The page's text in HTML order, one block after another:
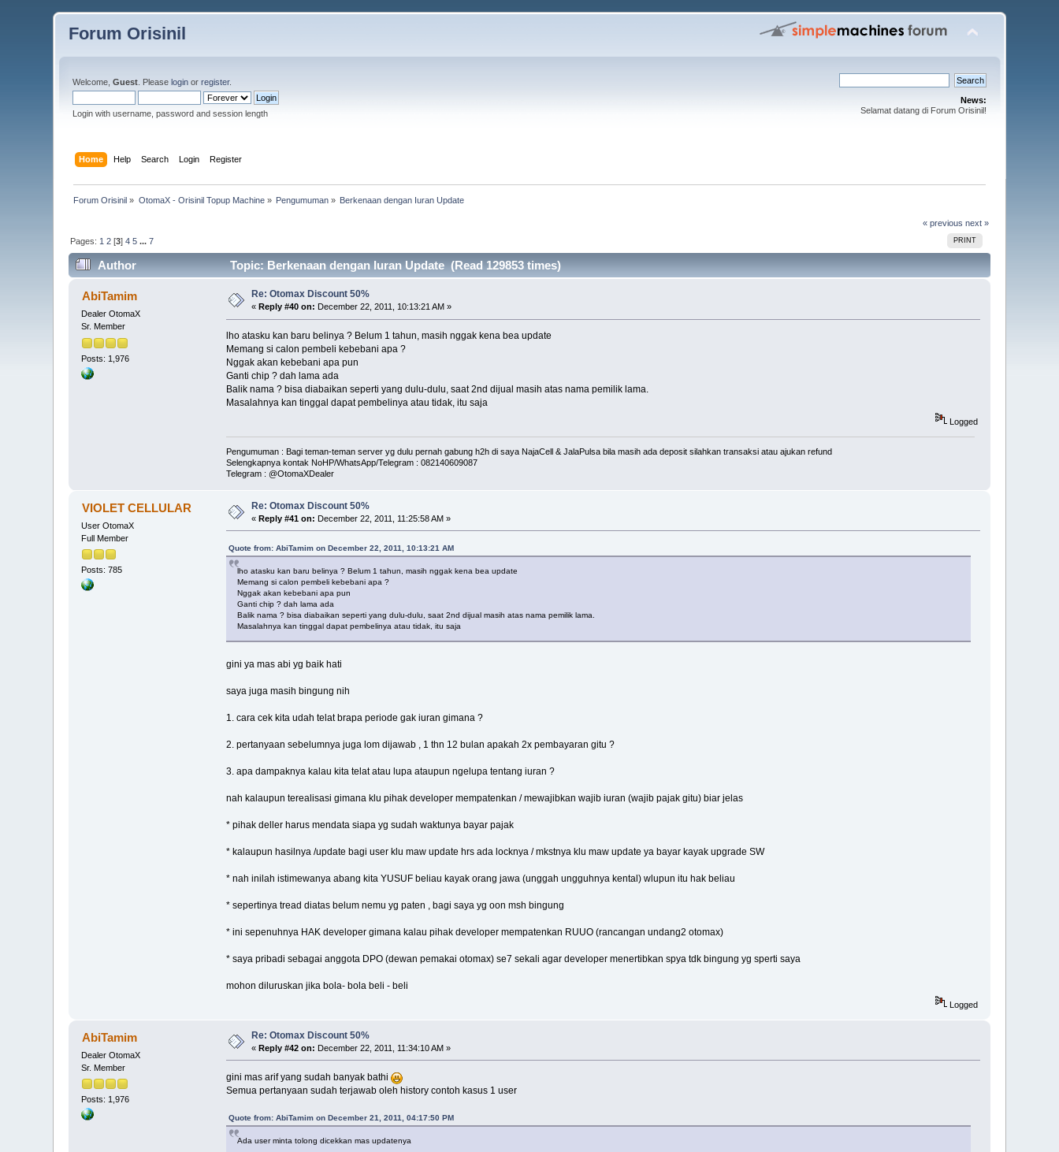
Forum Orisinil
Welcome,Guest . Pleaselogin orregister.
Login with username, password and session length
News:
Selamat datang di Forum Orisinil!
Home Help Search Login Register
Forum Orisinil » OtomaX - Orisinil Topup Machine» Pengumuman » Berkenaan dengan Iuran Update
« previous next »
PRINT
Pages: 1 2 [3]4 5 ...7
Author Topic: Berkenaan dengan Iuran Update (Read 129853 times)
AbiTamim
Dealer OtomaX
Sr. Member
Posts: 1,976
Re: Otomax Discount 50%
« Reply #40 on: December 22, 2011, 10:13:21 AM »
lho atasku kan baru belinya ? Belum 1 tahun, masih nggak kena bea update
Memang si calon pembeli kebebani apa ?
Nggak akan kebebani apa pun
Ganti chip ? dah lama ada
Balik nama ? bisa diabaikan seperti yang dulu-dulu, saat 2nd dijual masih atas nama pemilik lama.
Masalahnya kan tinggal dapat pembelinya atau tidak, itu saja
Logged
Pengumuman : Bagi teman-teman server yg dulu pernah gabung h2h di saya NajaCell & JalaPulsa bila masih ada deposit silahkan transaksi atau ajukan refund
Selengkapnya kontak NoHP/WhatsApp/Telegram : 082140609087
Telegram : @OtomaXDealer
VIOLET CELLULAR
User OtomaX
Full Member
Posts: 785
Re: Otomax Discount 50%
«Reply #41 on: December 22, 2011, 11:25:58 AM »
Quote from: AbiTamim on December 22, 2011, 10:13:21 AM
lho atasku kan baru belinya ? Belum 1 tahun, masih nggak kena bea update
Memang si calon pembeli kebebani apa ?
Nggak akan kebebani apa pun
Ganti chip ? dah lama ada
Balik nama ? bisa diabaikan seperti yang dulu-dulu, saat 2nd dijual masih atas nama pemilik lama.
Masalahnya kan tinggal dapat pembelinya atau tidak, itu saja
gini ya mas abi yg baik hati
saya juga masih bingung nih
1. cara cek kita udah telat brapa periode gak iuran gimana ?
2. pertanyaan sebelumnya juga lom dijawab , 1 thn 12 bulan apakah 2x pembayaran gitu ?
3. apa dampaknya kalau kita telat atau lupa ataupun ngelupa tentang iuran ?
nah kalaupun terealisasi gimana klu pihak developer mempatenkan / mewajibkan wajib iuran (wajib pajak gitu) biar jelas
* pihak deller harus mendata siapa yg sudah waktunya bayar pajak
* kalaupun hasilnya /update bagi user klu maw update hrs ada locknya / mkstnya klu maw update ya bayar kayak upgrade SW
* nah inilah istimewanya abang kita YUSUF beliau kayak orang jawa (unggah ungguhnya kental) wlupun itu hak beliau
* sepertinya tread diatas belum nemu yg paten , bagi saya yg oon msh bingung
* ini sepenuhnya HAK developer gimana kalau pihak developer mempatenkan RUUO (rancangan undang2 otomax)
* saya pribadi sebagai anggota DPO (dewan pemakai otomax) se7 sekali agar developer menertibkan spya tdk bingung yg sperti saya
mohon diluruskan jika bola- bola beli - beli
Logged
AbiTamim
Dealer OtomaX
Sr. Member
Posts: 1,976
Re: Otomax Discount 50%
«Reply #42 on: December 22, 2011, 11:34:10 AM »
gini mas arif yang sudah banyak bathi
Semua pertanyaan sudah terjawab oleh history contoh kasus 1 user
Quote from: AbiTamim on December 21, 2011, 04:17:50 PM
Ada user minta tolong dicekkan mas updatenya